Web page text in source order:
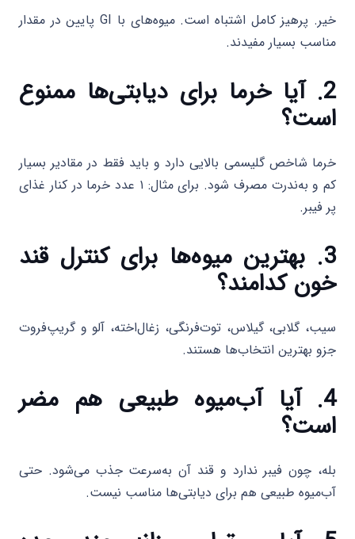
خیر. پرهیز کامل اشتباه است. میوه‌های با GI پایین در مقدار
مناسب بسیار مفیدند.
2. آیا خرما برای دیابتی‌ها ممنوع
است؟
خرما شاخص گلیسمی بالایی دارد و باید فقط در مقادیر بسیار
کم و به‌ندرت مصرف شود. برای مثال: ۱ عدد خرما در کنار غذای
پر فیبر.
3. بهترین میوه‌ها برای کنترل قند
خون کدامند؟
سیب، گلابی، گیلاس، توت‌فرنگی، زغال‌اخته، آلو و گریپ‌فروت
جزو بهترین انتخاب‌ها هستند.
4. آیا آب‌میوه طبیعی هم مضر
است؟
بله، چون فیبر ندارد و قند آن به‌سرعت جذب می‌شود. حتی
آب‌میوه طبیعی هم برای دیابتی‌ها مناسب نیست.